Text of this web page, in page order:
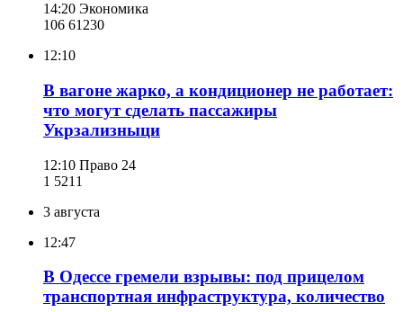
14:20 Экономика
106 61230
12:10
В вагоне жарко, а кондиционер не работает:
что могут сделать пассажиры
Укрзализныци
12:10 Право 24
1 521 1
3 августа
12:47
В Одессе гремели взрывы: под прицелом
транспортная инфраструктура, количество